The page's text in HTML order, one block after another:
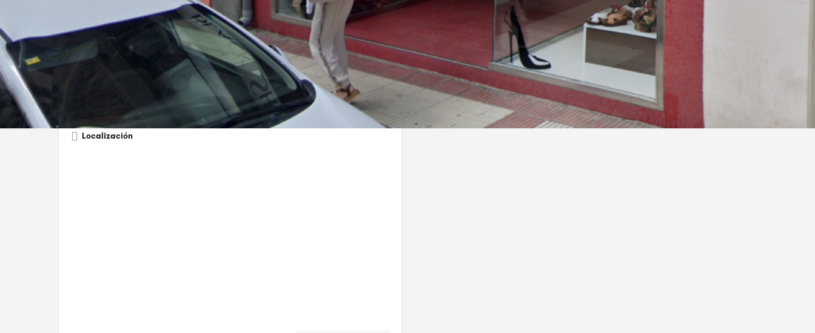
Descripción
Black Shoes Calahorra es una tienda especializada en calzado para hombre y mujer.
Ofrece una cuidada selección de zapatos, botas, deportivas y sandalias, combinando
estilo, comodidad y calidad.
Localización
Horario de apertura:10:00 - 13:30, 17:00 - 20:30